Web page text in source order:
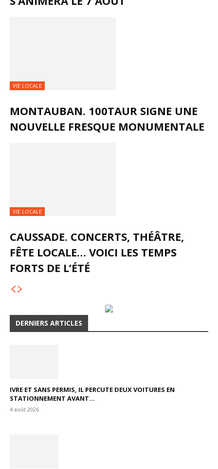
VIE LOCALE
MONTAUBAN. 100TAUR SIGNE UNE
NOUVELLE FRESQUE MONUMENTALE
VIE LOCALE
CAUSSADE. CONCERTS, THÉÂTRE,
FÊTE LOCALE… VOICI LES TEMPS
FORTS DE L’ÉTÉ
DERNIERS ARTICLES
IVRE ET SANS PERMIS, IL PERCUTE DEUX VOITURES EN
STATIONNEMENT AVANT...
4 août 2026